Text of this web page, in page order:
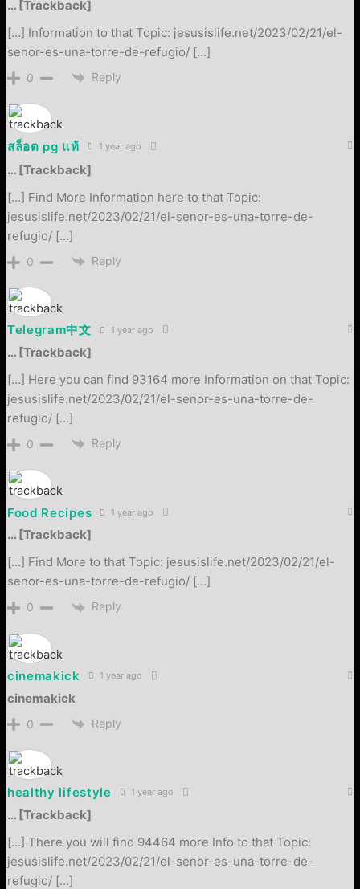
… [Trackback]
[…] Information to that Topic: jesusislife.net/2023/02/21/el-
senor-es-una-torre-de-refugio/ […]
0 Reply
สล็อต pg แท้ 1 year ago
… [Trackback]
[…] Find More Information here to that Topic:
jesusislife.net/2023/02/21/el-senor-es-una-torre-de-
refugio/ […]
0 Reply
Telegram中文 1 year ago
… [Trackback]
[…] Here you can find 93164 more Information on that Topic:
jesusislife.net/2023/02/21/el-senor-es-una-torre-de-
refugio/ […]
0 Reply
Food Recipes 1 year ago
… [Trackback]
[…] Find More to that Topic: jesusislife.net/2023/02/21/el-
senor-es-una-torre-de-refugio/ […]
0 Reply
cinemakick 1 year ago
cinemakick
0 Reply
healthy lifestyle 1 year ago
… [Trackback]
[…] There you will find 94464 more Info to that Topic:
jesusislife.net/2023/02/21/el-senor-es-una-torre-de-
refugio/ […]